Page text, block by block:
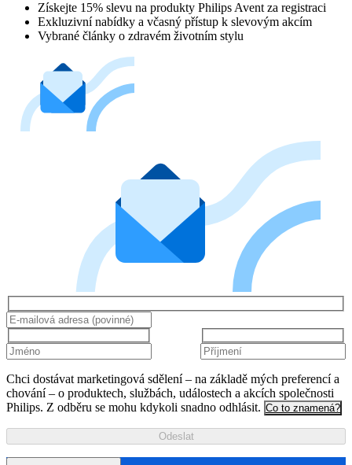
Získejte 15% slevu na produkty Philips Avent za registraci
Exkluzivní nabídky a včasný přístup k slevovým akcím
Vybrané články o zdravém životním stylu
Chci dostávat marketingová sdělení – na základě mých preferencí a
chování – o produktech, službách, událostech a akcích společnosti
Philips. Z odběru se mohu kdykoli snadno odhlásit. Co to znamená?
Odeslat